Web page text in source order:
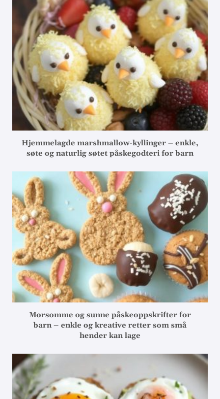
Hjemmelagde marshmallow-kyllinger – enkle,
søte og naturlig søtet påskegodteri for barn
Morsomme og sunne påskeoppskrifter for
barn – enkle og kreative retter som små
hender kan lage